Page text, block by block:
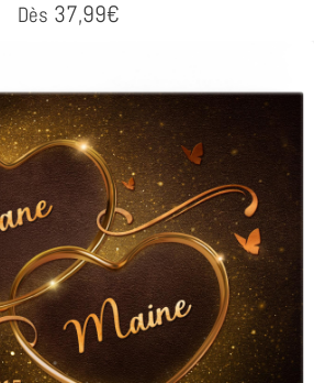
Dès 37,99€